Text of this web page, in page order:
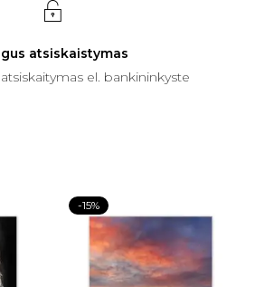
atsiskaistymas
el. bankininkyste
-15%